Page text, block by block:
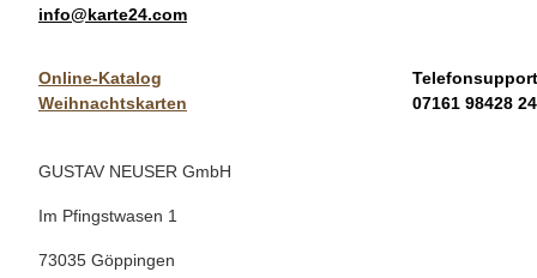
info@karte24.com
Online-Katalog
Weihnachtskarten
Telefonsupport
07161 98428 24
GUSTAV NEUSER GmbH
Im Pfingstwasen 1
73035 Göppingen